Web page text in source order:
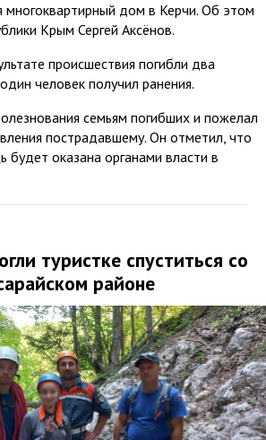
многоквартирный дом в Керчи. Об этом
Крым Сергей Аксёнов.
происшествия погибли два
человек получил ранения.
семьям погибших и пожелал
пострадавшему. Он отметил, что
оказана органами власти в
туристке спуститься со
районе